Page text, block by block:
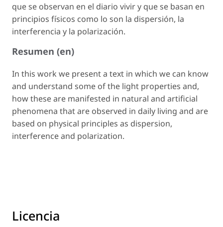
que se observan en el diario vivir y que se basan en
principios físicos como lo son la dispersión, la
interferencia y la polarización.
Resumen (en)
In this work we present a text in which we can know
and understand some of the light properties and,
how these are manifested in natural and artificial
phenomena that are observed in daily living and are
based on physical principles as dispersion,
interference and polarization.
Licencia